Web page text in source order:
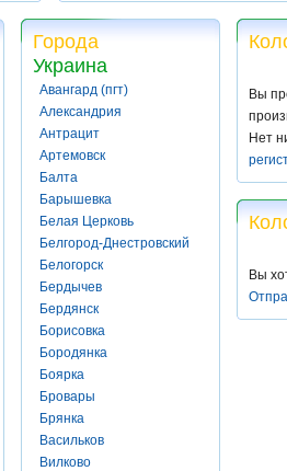
Города
Украина
Авангард (пгт)
Александрия
Антрацит
Артемовск
Балта
Барышевка
Белая Церковь
Белгород-Днестровский
Белогорск
Бердычев
Бердянск
Борисовка
Бородянка
Боярка
Бровары
Брянка
Васильков
Вилково
Вы
Нет
Вы